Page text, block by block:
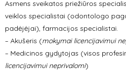
Asmens sveikatos priežiūros
veiklos specialistai (odontologo
padėjėjai), farmacijos specialistai.
– Akušeris (mokymai licencijavimui
– Medicinos gydytojas (visos
licencijavimui neprivalomi)